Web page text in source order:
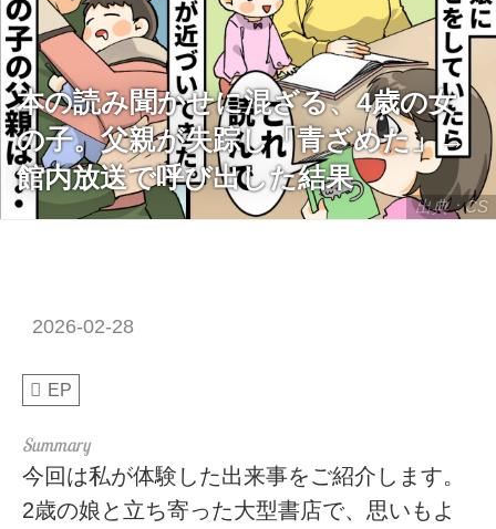
出典：CS
本の読み聞かせに混ざる、4歳の女
の子。父親が失踪し「青ざめた」→
館内放送で呼び出した結果
2026-02-28
EP
今回は私が体験した出来事をご紹介します。
2歳の娘と立ち寄った大型書店で、思いもよ